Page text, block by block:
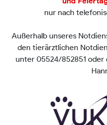
nur nach
Außerhalb unseres
den tierärztlichen
unter 05524/852851 oder